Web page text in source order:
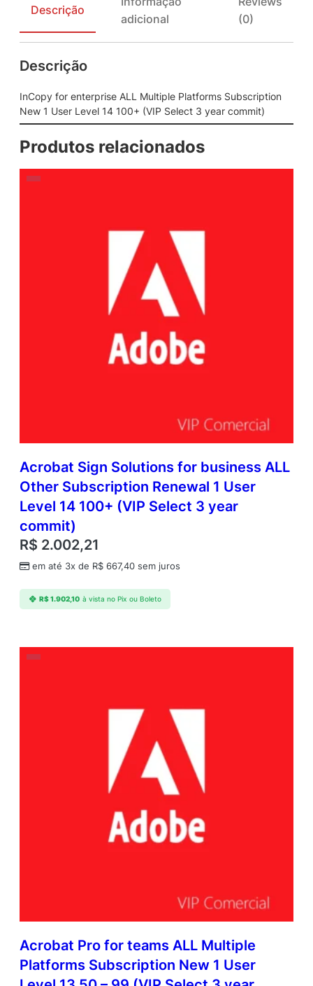
Descrição
adicional
(0)
Descrição
InCopy for enterprise ALL Multiple Platforms Subscription
New 1 User Level 14 100+ (VIP Select 3 year commit)
Produtos relacionados
Acrobat Sign Solutions for business ALL
Other Subscription Renewal 1 User
Level 14 100+ (VIP Select 3 year
commit)
R$ 2.002,21
em até 3x de R$ 667,40 sem juros
R$1.902,10 à vista no Pix ou Boleto
Acrobat Pro for teams ALL Multiple
Platforms Subscription New 1 User